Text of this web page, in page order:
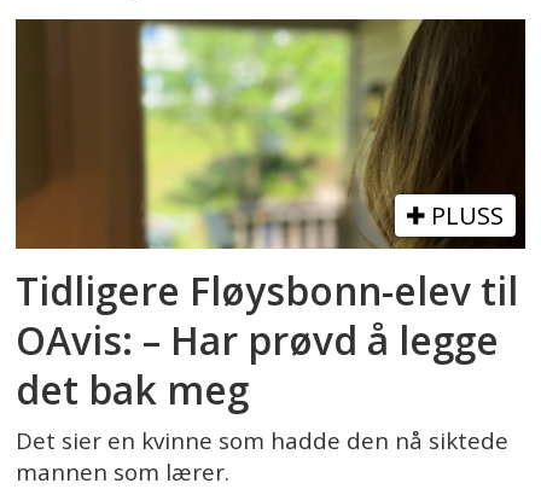
PLUSS
Tidligere Fløysbonn-elev til
OAvis: – Har prøvd å legge
det bak meg
Det sier en kvinne som hadde den nå siktede
mannen som lærer.